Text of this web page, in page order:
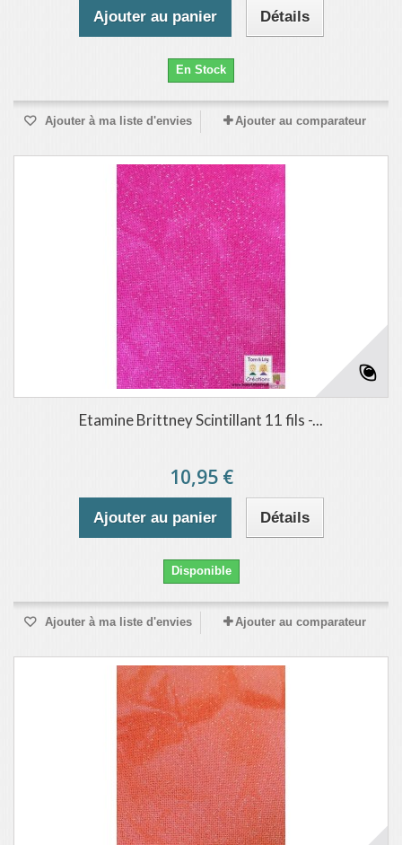
Ajouter au panier Détails
En Stock
Ajouter à ma liste d'envies Ajouter au comparateur
Etamine Brittney Scintillant 11 fils -...
10,95 €
Ajouter au panier Détails
Disponible
Ajouter à ma liste d'envies Ajouter au comparateur